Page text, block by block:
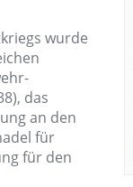
wurde
das
an den
für
für den